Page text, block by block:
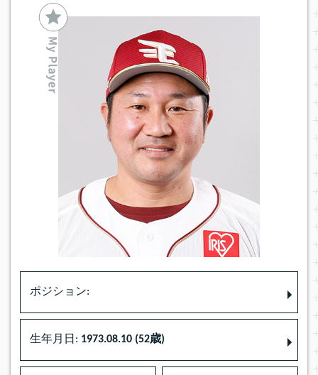
ポジション:
生年月日: 1973.08.10 (52歳)